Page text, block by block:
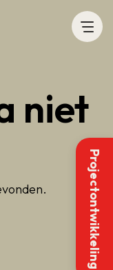
niet
Projectontwikkeling